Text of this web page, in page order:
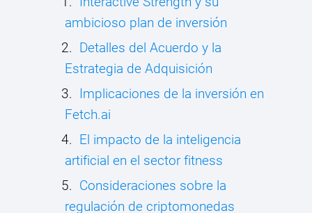
ambicioso plan de inversión
Detalles del Acuerdo y la
Estrategia de Adquisición
Implicaciones de la inversión en
Fetch.ai
El impacto de la inteligencia
artificial en el sector fitness
Consideraciones sobre la
regulación de criptomonedas